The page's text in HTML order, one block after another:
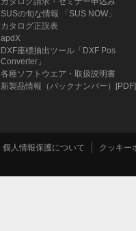
SUSの旬な情報 「SUS NOW」
カタログ正誤表
apdX
DXF座標抽出ツール「DXF Pos
Converter」
各種ソフトウエア・取扱説明書
新製品情報（バックナンバー）[PDF]
個人情報保護について クッキー